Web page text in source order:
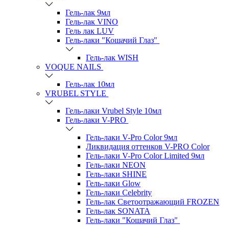
Гель-лак 9мл
Гель-лак VINO
Гель лак LUV
Гель-лаки "Кошачий Глаз"
Гель-лак WISH
VOQUE NAILS
Гель-лак 10мл
VRUBEL STYLE
Гель-лаки Vrubel Style 10мл
Гель-лаки V-PRO
Гель-лаки V-Pro Color 9мл
Ликвидация оттенков V-PRO Color
Гель-лаки V-Pro Color Limited 9мл
Гель-лаки NEON
Гель-лаки SHINE
Гель-лаки Glow
Гель-лаки Celebrity
Гель-лак Светоотражающий FROZEN
Гель-лак SONATA
Гель-лаки "Кошачий Глаз"